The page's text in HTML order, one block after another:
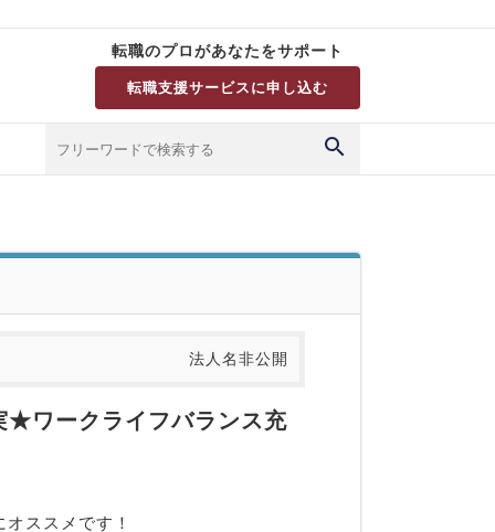
転職のプロがあなたをサポート
転職支援サービスに申し込む
法人名非公開
ワークライフバランス充
ススメです！